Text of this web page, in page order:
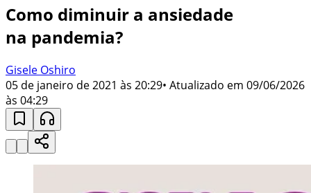
Como diminuir a ansiedade
na pandemia?
Gisele Oshiro
05 de janeiro de 2021 às 20:29• Atualizado em 09/06/2026
às 04:29